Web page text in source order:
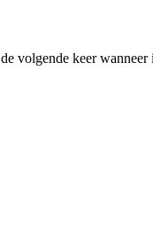
volgende keer wanneer